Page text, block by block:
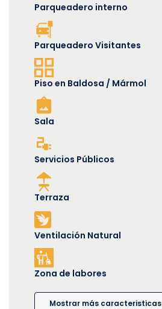
Parqueadero interno
Parqueadero Visitantes
Piso en Baldosa / Mármol
Sala
Servicios Públicos
Terraza
Ventilación Natural
Zona de labores
Mostrar más caracteristicas